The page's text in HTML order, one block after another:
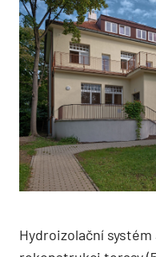
Hydroizolační